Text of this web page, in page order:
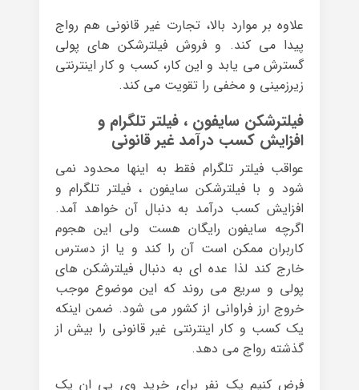
علاوه بر موارد بالا، تجارت غیر قانونی هم رواج
پیدا می کند. و فروش فیلترشکن های پولی
گسترش می یابد و این کار، کسب و کار اینترنتی
زیرزمینی و مخفی را تقویت می کند.
فیلترشکن سایفون ، فیلتر تلگرام و
افزایش کسب درآمد غیر قانونی
عواقب فیلتر تلگرام فقط به اینها محدود نمی
شود و با فیلترشکن سایفون ، فیلتر تلگرام و
افزایش کسب درآمد به دنبال آن خواهد آمد.
اگرچه سایفون رایگان هست ولی این هجوم
کاربران ممکن است آن را کند و یا از دسترس
خارج کند لذا عده ای به دنبال فیلترشکن های
پولی و سریع می روند که این موضوع موجب
خروج ارز فراوانی از کشور می شود. ضمن اینکه
یک کسب و کار اینترنتی غیر قانونی را بیش از
گذشته رواج می دهد.
فرض کنیم یک نفر برای خرید وی پی ان یک